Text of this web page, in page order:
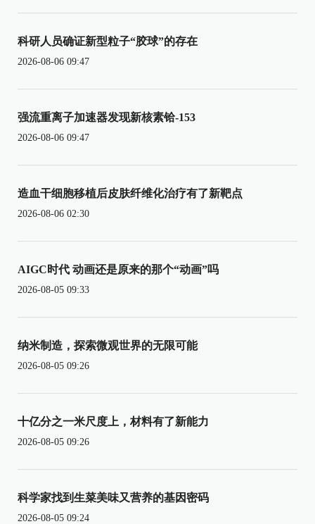
科研人员确证新型粒子“胶球”的存在
2026-08-06 09:47
强流重离子加速器发现新核素铪-153
2026-08-06 09:47
造血干细胞移植后皮肤纤维化治疗有了新靶点
2026-08-06 02:30
AIGC时代 动画还是原来的那个“动画”吗
2026-08-05 09:33
纳米制造，探索微观世界的无限可能
2026-08-05 09:26
十亿分之一米尺度上，材料有了新能力
2026-08-05 09:26
科学家找到生菜美味又营养的基因密码
2026-08-05 09:24